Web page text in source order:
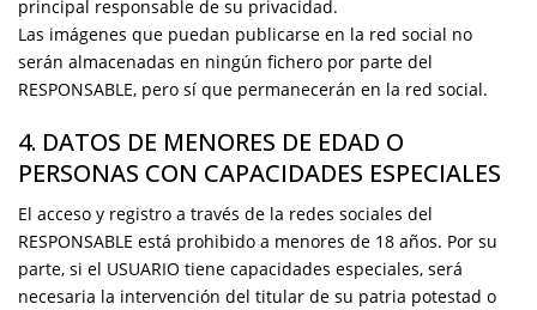
principal responsable de su privacidad.
Las imágenes que puedan publicarse en la red social no
serán almacenadas en ningún fichero por parte del
RESPONSABLE, pero sí que permanecerán en la red social.
4. DATOS DE MENORES DE EDAD O
PERSONAS CON CAPACIDADES ESPECIALES
El acceso y registro a través de la redes sociales del
RESPONSABLE está prohibido a menores de 18 años. Por su
parte, si el USUARIO tiene capacidades especiales, será
necesaria la intervención del titular de su patria potestad o